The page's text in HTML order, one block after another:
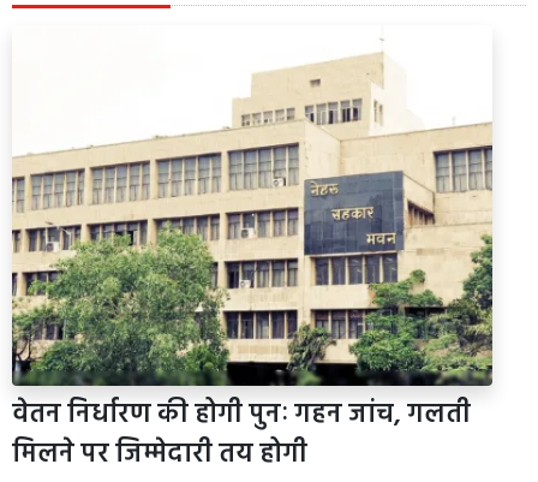
वेतन निर्धारण की होगी पुनः गहन जांच, गलती
मिलने पर जिम्मेदारी तय होगी